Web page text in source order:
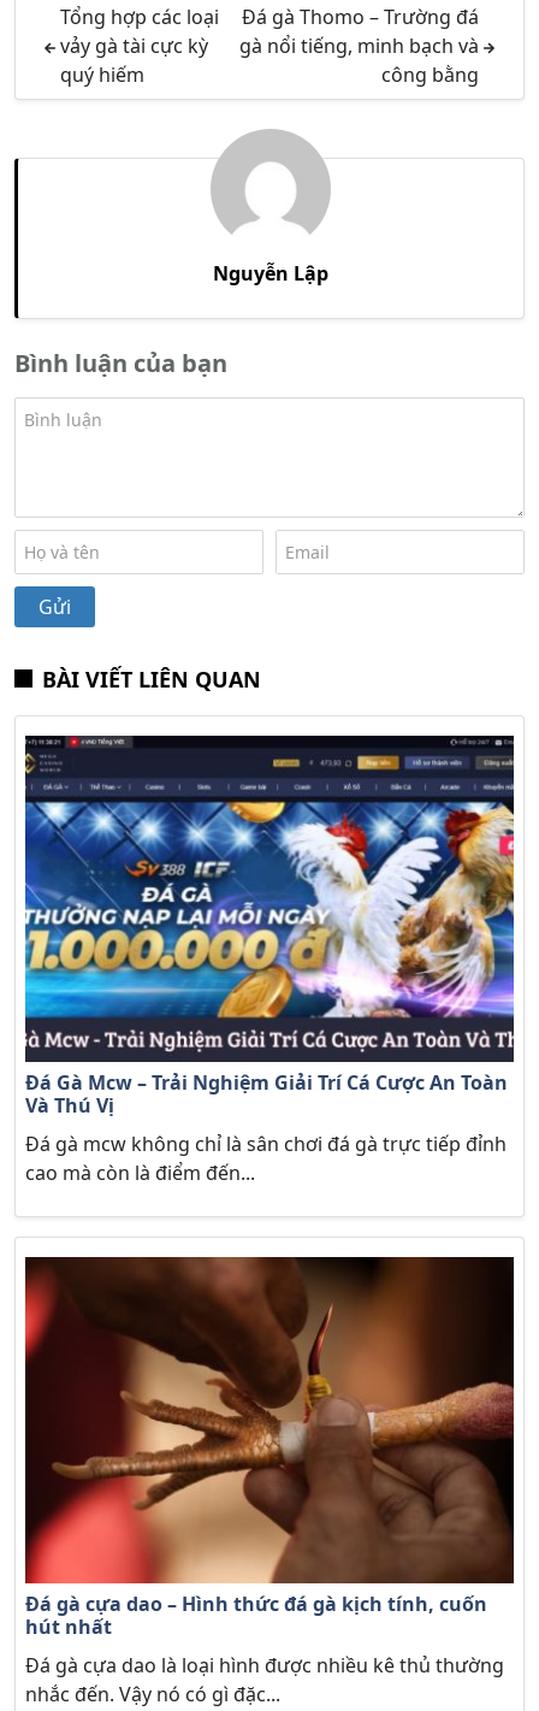
Tổng hợp các loại
vảy gà tài cực kỳ
quý hiếm
Đá gà Thomo – Trường đá
gà nổi tiếng, minh bạch và
công bằng
Nguyễn Lập
Bình luận của bạn
BÀI VIẾT LIÊN QUAN
Đá Gà Mcw – Trải Nghiệm Giải Trí Cá Cược An Toàn
Và Thú Vị
Đá gà mcw không chỉ là sân chơi đá gà trực tiếp đỉnh
cao mà còn là điểm đến...
Đá gà cựa dao – Hình thức đá gà kịch tính, cuốn
hút nhất
Đá gà cựa dao là loại hình được nhiều kê thủ thường
nhắc đến. Vậy nó có gì đặc...